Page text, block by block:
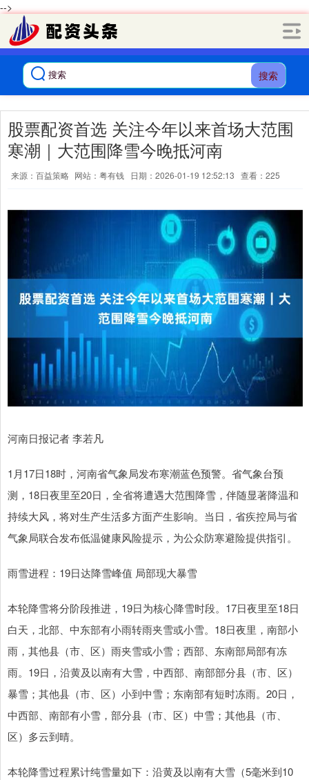
-->
搜索
股票配资首选 关注今年以来首场大范围
寒潮｜大范围降雪今晚抵河南
来源：百益策略 网站：粤有钱 日期：2026-01-19 12:52:13 查看：225
河南日报记者 李若凡
1月17日18时，河南省气象局发布寒潮蓝色预警。省气象台预
测，18日夜里至20日，全省将遭遇大范围降雪，伴随显著降温和
持续大风，将对生产生活多方面产生影响。当日，省疾控局与省
气象局联合发布低温健康风险提示，为公众防寒避险提供指引。
雨雪进程：19日达降雪峰值 局部现大暴雪
本轮降雪将分阶段推进，19日为核心降雪时段。17日夜里至18日
白天，北部、中东部有小雨转雨夹雪或小雪。18日夜里，南部小
雨，其他县（市、区）雨夹雪或小雪；西部、东南部局部有冻
雨。19日，沿黄及以南有大雪，中西部、南部部分县（市、区）
暴雪；其他县（市、区）小到中雪；东南部有短时冻雨。20日，
中西部、南部有小雪，部分县（市、区）中雪；其他县（市、
区）多云到晴。
本轮降雪过程累计纯雪量如下：沿黄及以南有大雪（5毫米到10